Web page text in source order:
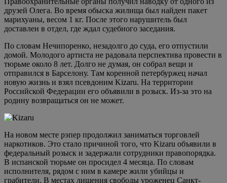
друзей Олега. Во время обыска жилища был найден пакет
марихуаны, весом 1 кг. После этого нарушитель был
доставлен в отдел, где ждал судебного заседания.
По словам Нечипоренко, незадолго до суда, его отпустили
домой. Молодого артиста не радовала перспектива провести в
тюрьме около 8 лет. Долго не думая, он собрал вещи и
отправился в Барселону. Там коренной петербуржец начал
новую жизнь и взял псевдоним Kizaru. На территории
Российской Федерации его объявили в розыск. Из-за это на
родину возвращаться он не может.
На новом месте рэпер продолжил заниматься торговлей
наркотиков. Это стало причиной того, что Kizaru объявили в
федеральный розыск и задержали сотрудники правопорядка.
В испанской тюрьме он просидел 4 месяца. По словам
исполнителя, рядом с ним в камере жили убийцы и
грабители. В местах лишения свободы уроженец Санкт-